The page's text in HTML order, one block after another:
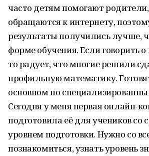
часто детям помогают
обращаются к интернету,
результаты получились лучше,
форме обучения. Если говорить
то радует, что многие решили
профильную математику.
основном по
Сегодня у меня первая онлайн-
подготовила её для учеников со
уровнем подготовки. Нужно со
познакомиться, узнать уровень